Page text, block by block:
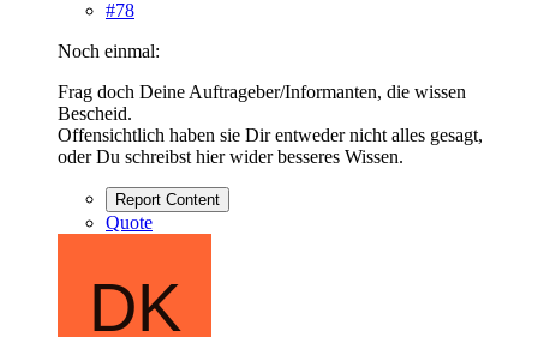
#78
Noch einmal:
Frag doch Deine Auftrageber/Informanten, die wissen
Bescheid.
Offensichtlich haben sie Dir entweder nicht alles gesagt,
oder Du schreibst hier wider besseres Wissen.
Report Content
Quote